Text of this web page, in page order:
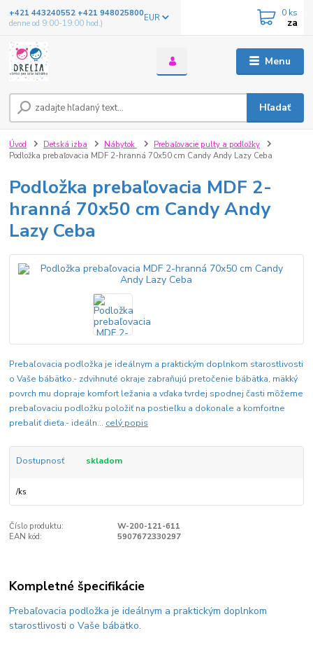
Menu
EUR
Hľadať
+421 443240552 +421 948025800
denne od 9:00-19:00 hod.)
0 ks
za
Úvod Detská izba Nábytok
Prebaľovacie pulty a podložky
Podložka prebaľovacia MDF 2-hranná 70x50 cm Candy Andy Lazy Ceba
Podložka prebaľovacia MDF 2-
hranná 70x50 cm Candy Andy
Lazy Ceba
Prebaľovacia podložka je ideálnym a praktickým doplnkom starostlivosti
o Vaše bábätko.- zdvihnuté okraje zabraňujú pretočenie bábätka, mäkký
povrch mu dopraje komfort ležania a vďaka tvrdej spodnej časti môžeme
prebaľovaciu podložku položiť na postieľku a dokonale a komfortne
prebaliť dieťa.- ideáln... celý popis
Dostupnosť skladom
/ks
Číslo produktu:
W-200-121-611
EAN kód:
5907672330297
Kompletné špecifikácie
Prebaľovacia podložka je ideálnym a praktickým doplnkom
starostlivosti o Vaše bábätko.